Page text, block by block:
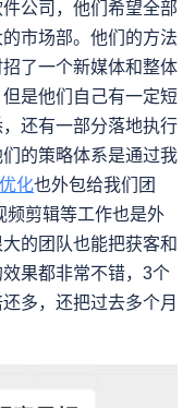
公司，他们希望全部
市场部。他们的方法
了一个新媒体和整体
是他们自己有一定短
还有一部分落地执行
的策略体系是通过我
化也外包给我们团
频剪辑等工作也是外
的团队也能把获客和
果都非常不错，3个
多，还把过去多个月